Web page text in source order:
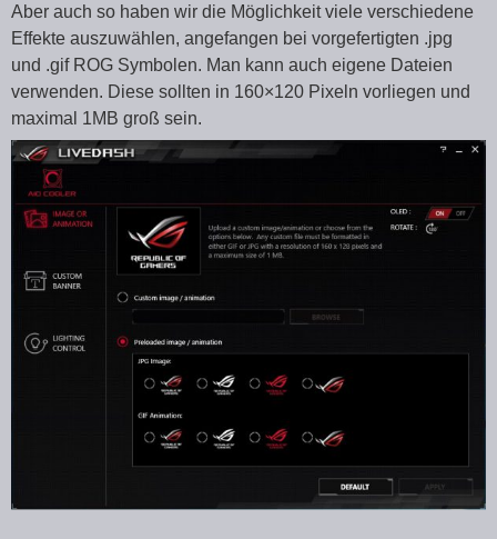
Aber auch so haben wir die Möglichkeit viele verschiedene
Effekte auszuwählen, angefangen bei vorgefertigten .jpg
und .gif ROG Symbolen. Man kann auch eigene Dateien
verwenden. Diese sollten in 160×120 Pixeln vorliegen und
maximal 1MB groß sein.